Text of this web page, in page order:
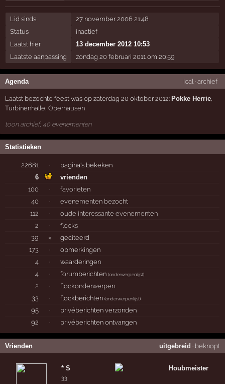
Lid sinds
27 november 2006 21:48
Status
inactief
Laatst hier
13 december 2012 10:53
Laatste aanpassing
zondag 20 februari 2011 om 20:59
Agenda ical · archief
Laatst bezochte feest was op zaterdag 20 oktober 2012: Pokke Herrie,
Turbinenhalle,Oberhausen
toon archief, 40 evenementen
Statistieken
22681 ·
pagina's bekeken
6
vrienden
100
·
favorieten
40
·
evenementen bezocht
112
·
oude interessante evenementen
2
·
flocks
39
×
geciteerd
173
·
opmerkingen
4
·
waarderingen
4
· forumberichten(onderwerpenlijst)
2 ·
flockonderwerpen
33
· flockberichten(onderwerpenlijst)
95 ·
privéberichten verzonden
92
· privéberichten ontvangen
Vrienden uitgebreid · beknopt
* S
33
Houbmeister